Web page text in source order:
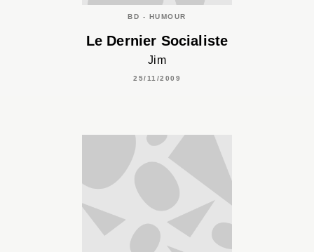
BD - HUMOUR
Le Dernier Socialiste
Jim
25/11/2009